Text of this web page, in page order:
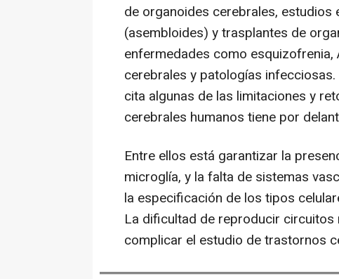
de organoides cerebrales,
(asembloides) y trasplantes de
enfermedades como
cerebrales y patologías
cita algunas de las limitaciones y
cerebrales humanos tiene por
Entre ellos está garantizar la
microglía, y la falta de sistemas
la especificación de los tipos
La dificultad de reproducir
complicar el estudio de trastornos